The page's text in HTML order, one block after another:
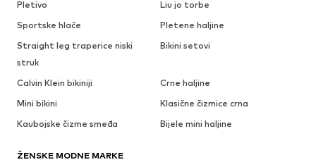
Pletivo
Liu jo torbe
Sportske hlače
Pletene haljine
Straight leg traperice niski
struk
Bikini setovi
Calvin Klein bikiniji
Crne haljine
Mini bikini
Klasične čizmice crna
Kaubojske čizme smeđa
Bijele mini haljine
ŽENSKE MODNE MARKE